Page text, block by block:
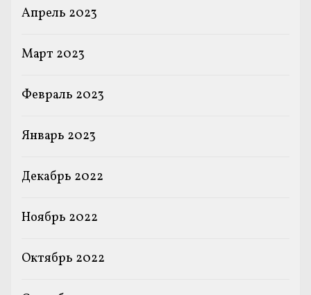
Апрель 2023
Март 2023
Февраль 2023
Январь 2023
Декабрь 2022
Ноябрь 2022
Октябрь 2022